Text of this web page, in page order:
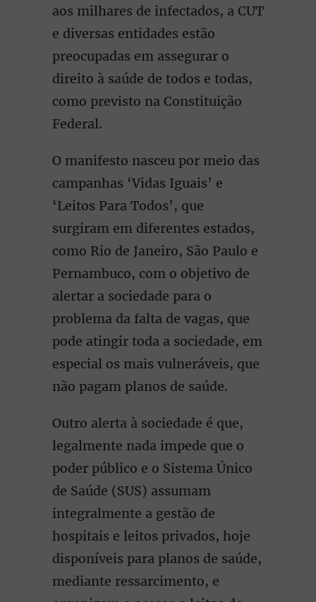
aos milhares de infectados, a CUT
e diversas entidades estão
preocupadas em assegurar o
direito à saúde de todos e todas,
como previsto na Constituição
Federal.
O manifesto nasceu por meio das
campanhas ‘Vidas Iguais’ e
‘Leitos Para Todos’, que
surgiram em diferentes estados,
como Rio de Janeiro, São Paulo e
Pernambuco, com o objetivo de
alertar a sociedade para o
problema da falta de vagas, que
pode atingir toda a sociedade, em
especial os mais vulneráveis, que
não pagam planos de saúde.
Outro alerta à sociedade é que,
legalmente nada impede que o
poder público e o Sistema Único
de Saúde (SUS) assumam
integralmente a gestão de
hospitais e leitos privados, hoje
disponíveis para planos de saúde,
mediante ressarcimento, e